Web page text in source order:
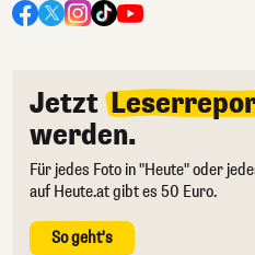
Jetzt
werden.
Für jedes Foto in "Heute" oder
auf Heute.at gibt es 50 Euro.
So geht's